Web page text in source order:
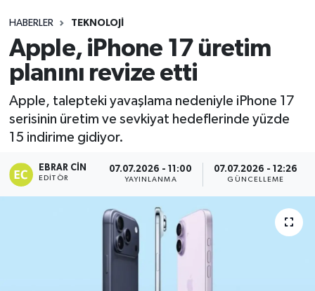
HABERLER TEKNOLOJI
Apple, iPhone 17 üretim
planını revize etti
Apple, talepteki yavaşlama nedeniyle iPhone 17
serisinin üretim ve sevkiyat hedeflerinde yüzde
15 indirime gidiyor.
EBRAR CIN
EDITÖR
07.07.2026 - 11:00
YAYINLANMA
07.07.2026 - 12:26
GÜNCELLEME
Bölge
Çavdarhisar
Domaniç
Son Dakika Haberleri
Haber Arşivi